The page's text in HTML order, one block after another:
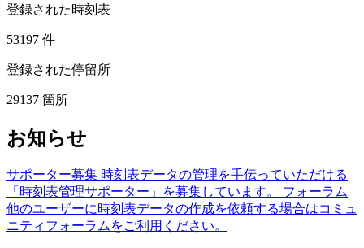
登録された時刻表
53197 件
登録された停留所
29137 箇所
お知らせ
サポーター募集 時刻表データの管理を手伝っていただける
「時刻表管理サポーター」を募集しています。
フォーラム
他のユーザーに時刻表データの作成を依頼する場合はコミュ
ニティフォーラムをご利用ください。